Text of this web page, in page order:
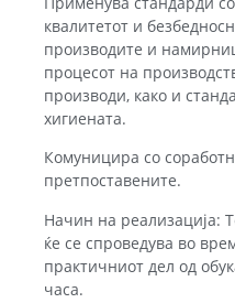
квалитетот и
производите и
процесот на
производи, како и
хигиената.
Комуницира со
претпоставените.
Начин на реализација:
ќе се спроведува во
практичниот дел од
часа.